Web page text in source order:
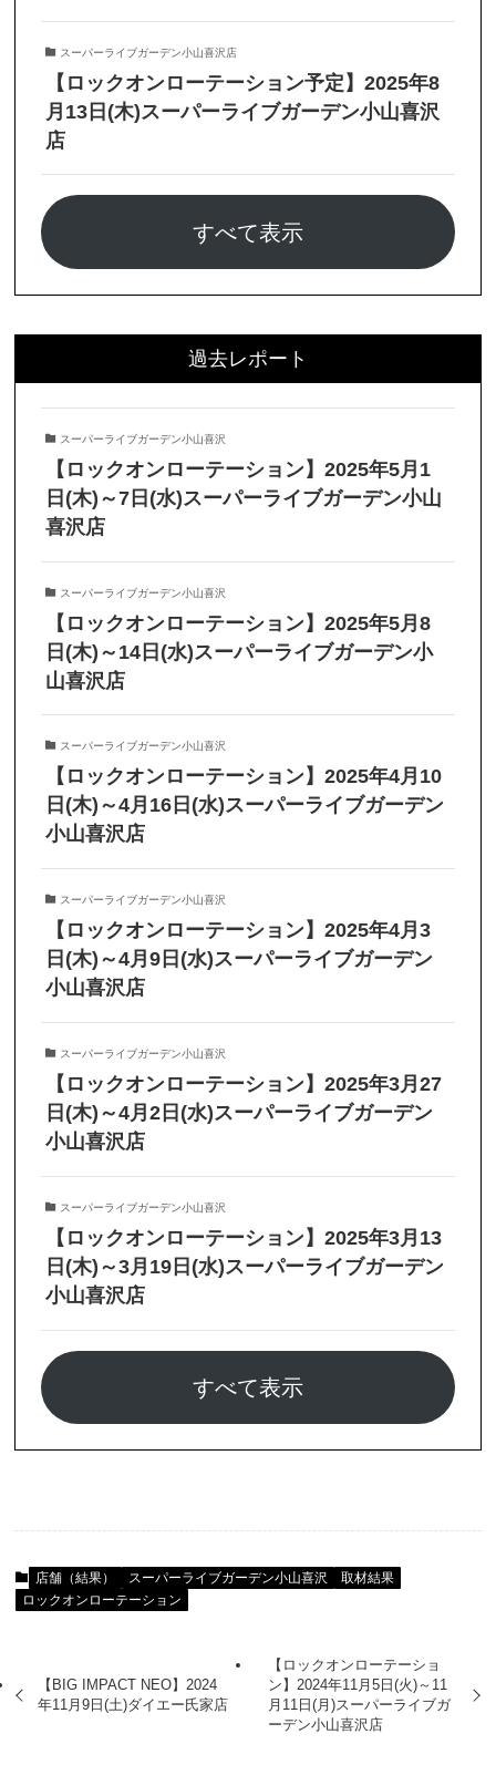
スーパーライブガーデン小山喜沢店
【ロックオンローテーション予定】2025年8
月13日(木)スーパーライブガーデン小山喜沢
店
すべて表示
過去レポート
スーパーライブガーデン小山喜沢
【ロックオンローテーション】2025年5月1
日(木)～7日(水)スーパーライブガーデン小山
喜沢店
スーパーライブガーデン小山喜沢
【ロックオンローテーション】2025年5月8
日(木)～14日(水)スーパーライブガーデン小
山喜沢店
スーパーライブガーデン小山喜沢
【ロックオンローテーション】2025年4月10
日(木)～4月16日(水)スーパーライブガーデン
小山喜沢店
スーパーライブガーデン小山喜沢
【ロックオンローテーション】2025年4月3
日(木)～4月9日(水)スーパーライブガーデン
小山喜沢店
スーパーライブガーデン小山喜沢
【ロックオンローテーション】2025年3月27
日(木)～4月2日(水)スーパーライブガーデン
小山喜沢店
スーパーライブガーデン小山喜沢
【ロックオンローテーション】2025年3月13
日(木)～3月19日(水)スーパーライブガーデン
小山喜沢店
すべて表示
店舗（結果） スーパーライブガーデン小山喜沢
取材結果
ロックオンローテーション
【BIG IMPACT NEO】2024
年11月9日(土)ダイエー氏家店
【ロックオンローテーショ
ン】2024年11月5日(火)～11
月11日(月)スーパーライブガ
ーデン小山喜沢店